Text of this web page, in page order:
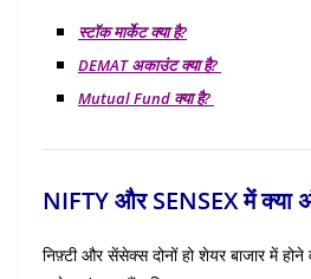
स्टॉक मार्केट क्या है?
DEMAT अकाउंट क्या है?
Mutual Fund क्या है?
NIFTY और SENSEX में क्या
निफ़्टी और सेंसेक्स दोनों हो शेयर बाजार में होने